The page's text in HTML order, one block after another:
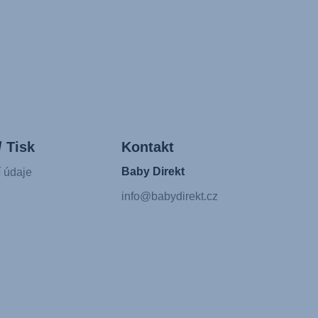
Tisk
údaje
Kontakt
Baby Direkt
info@babydirekt.cz